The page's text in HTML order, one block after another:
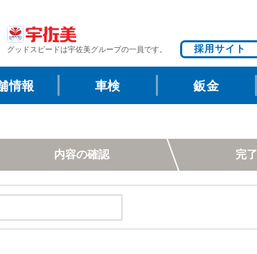
グッドスピードは宇佐美グループの一員です。 採用サイト
情報 車検 鈑金
内容の確認 完了